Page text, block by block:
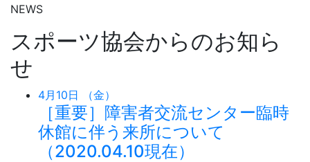
NEWS
スポーツ協会からのお知ら
せ
4月10日 （金）
［重要］障害者交流センター臨時
休館に伴う来所について
（2020.04.10現在）